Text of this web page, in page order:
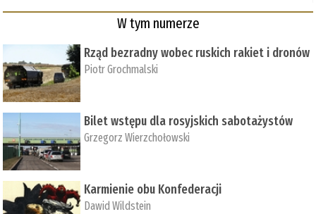
W tym numerze
Rząd bezradny wobec ruskich rakiet i dronów
Piotr Grochmalski
Bilet wstępu dla rosyjskich sabotażystów
Grzegorz Wierzchołowski
Karmienie obu Konfederacji
Dawid Wildstein